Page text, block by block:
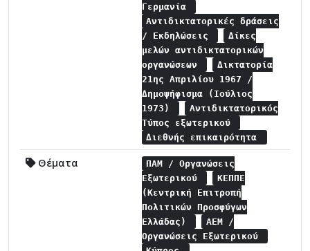
Γερμανία
Αντιδικτατορικές δράσεις
/ Εκδηλώσεις
Δίκες
μελών αντιδικτατορικών
οργανώσεων
Δικτατορία
21ης Απριλίου 1967 /
Δημοψήφισμα (Ιούλιος
1973)
Αντιδικτατορικός
Τύπος εξωτερικού
Διεθνής επικαιρότητα
Θέματα
ΠΑΜ / Οργανώσεις
Εξωτερικού
ΚΕΠΠΕ
(Κεντρική Επιτροπή
Πολιτικών Προσφύγων
Ελλάδας)
ΑΕΜ /
Οργανώσεις Εξωτερικού